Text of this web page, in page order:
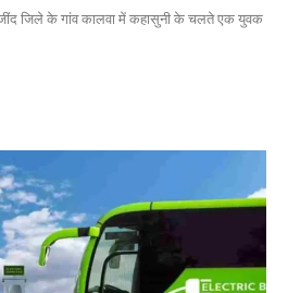
जिले के गांव कालवा में कहासुनी के चलते एक युवक